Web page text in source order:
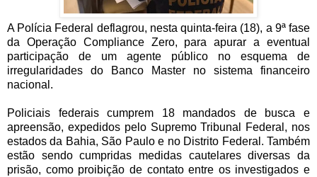
A Polícia Federal deflagrou, nesta quinta-feira (18), a 9ª fase
da Operação Compliance Zero, para apurar a eventual
participação de um agente público no esquema de
irregularidades do Banco Master no sistema financeiro
nacional.
Policiais federais cumprem 18 mandados de busca e
apreensão, expedidos pelo Supremo Tribunal Federal, nos
estados da Bahia, São Paulo e no Distrito Federal. Também
estão sendo cumpridas medidas cautelares diversas da
prisão, como proibição de contato entre os investigados e